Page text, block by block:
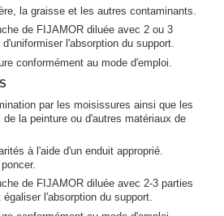
la graisse et les autres contaminants.
de FIJAMOR diluée avec 2 ou 3
l'absorption du support.
conformément au mode d'emploi.
par les moisissures ainsi que les
la peinture ou d'autres matériaux de
à l'aide d'un enduit approprié.
de FIJAMOR diluée avec 2-3 parties
égaliser l'absorption du support.